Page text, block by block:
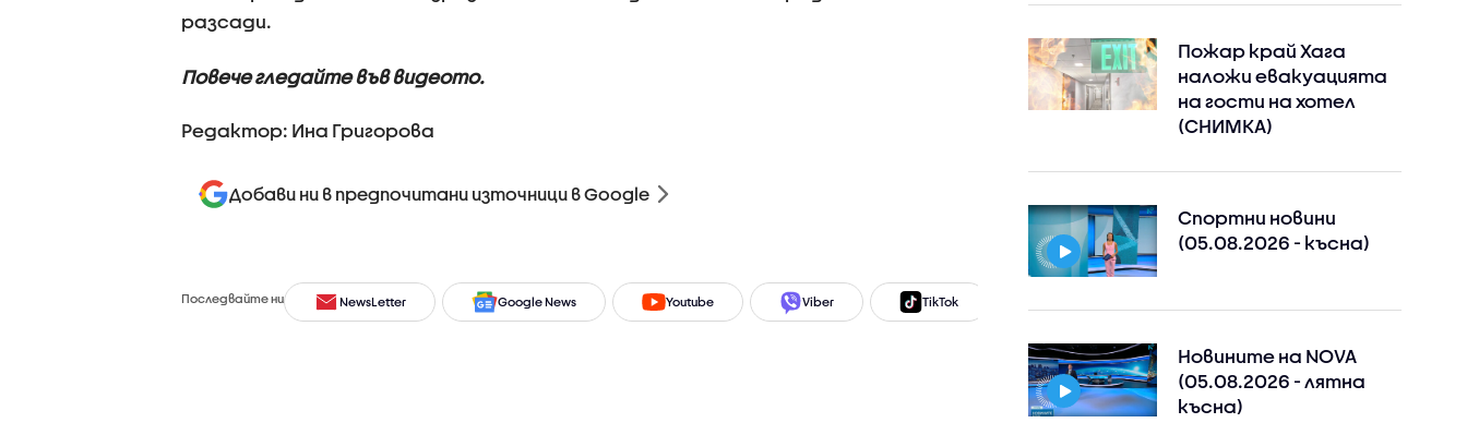
разсади.
Повече гледайте във видеото.
Редактор: Ина Григорова
Добави ни в предпочитани източници в Google
Последвайте ни NewsLetter Google News Youtube Viber TikTok
Пожар край Хага
наложи евакуацията
на гости на хотел
(СНИМКА)
Спортни новини
(05.08.2026 - късна)
Новините на NOVA
(05.08.2026 - лятна
късна)